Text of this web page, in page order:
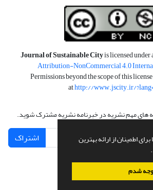
اطمینان از ارائه بهترین
شدم
Journal of Sustainable Cityis licensed under
Attribution-NonCommercial 4.0
Permissions beyond the scope of this
athttp://www.jscity.ir/
های مهم نشریه در خبرنامه نشریه مشترک شوید.
اشتراک
طراحی و پیاده سازی ازسیناوب